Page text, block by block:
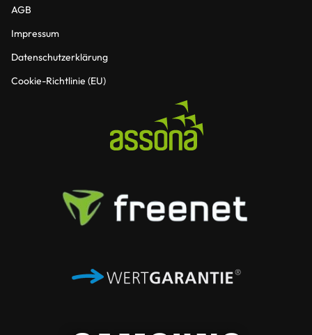
AGB
Impressum
Datenschutzerklärung
Cookie-Richtlinie (EU)